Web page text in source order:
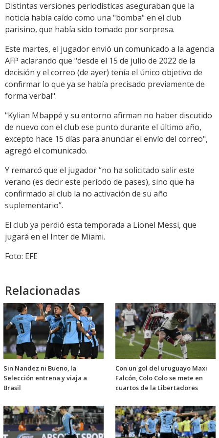
Distintas versiones periodísticas aseguraban que la
noticia había caído como una "bomba" en el club
parisino, que había sido tomado por sorpresa.
Este martes, el jugador envió un comunicado a la agencia
AFP aclarando que "desde el 15 de julio de 2022 de la
decisión y el correo (de ayer) tenía el único objetivo de
confirmar lo que ya se había precisado previamente de
forma verbal".
"Kylian Mbappé y su entorno afirman no haber discutido
de nuevo con el club ese punto durante el último año,
excepto hace 15 días para anunciar el envío del correo",
agregó el comunicado.
Y remarcó que el jugador “no ha solicitado salir este
verano (es decir este período de pases), sino que ha
confirmado al club la no activación de su año
suplementario”.
El club ya perdió esta temporada a Lionel Messi, que
jugará en el Inter de Miami.
Foto: EFE
Relacionadas
Sin Nandez ni Bueno, la
Selección entrena y viaja a
Brasil
Con un gol del uruguayo Maxi
Falcón, Colo Colo se mete en
cuartos de la Libertadores